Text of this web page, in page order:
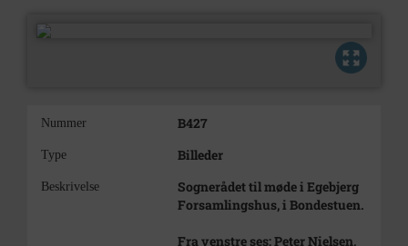
Nummer B427
Type Billeder
Beskrivelse
Sognerådet til møde i Egebjerg
Forsamlingshus, i Bondestuen.
Fra venstre ses: Peter Nielsen,